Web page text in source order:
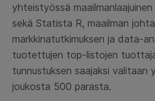
yhteistyössä
sekä Statista R, maailman
markkinatutkimuksen ja data-
tuotettujen top-listojen
tunnustuksen saajaksi valitaan
joukosta 500 parasta.